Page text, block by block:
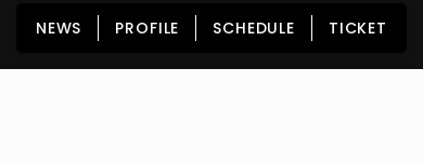
HOME NEWS PROFILE
SCHEDULE
DISCOGRAPHY
GOODS FAN CLUB
NEWS PROFILE SCHEDULE TICKET